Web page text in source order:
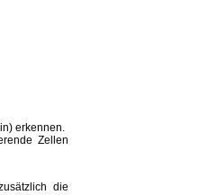
erkennen.
Zellen
die